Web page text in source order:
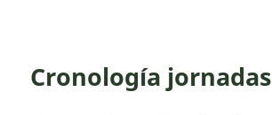
Cronología jornadas